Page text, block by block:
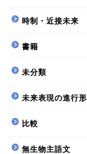
時制・近接未来
書籍
未分類
未来表現の進行形
比較
無生物主語文